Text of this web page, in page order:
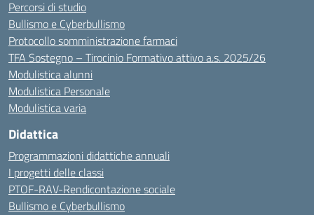
Percorsi di studio
Bullismo e Cyberbullismo
Protocollo somministrazione farmaci
TFA Sostegno – Tirocinio Formativo attivo a.s. 2025/26
Modulistica alunni
Modulistica Personale
Modulistica varia
Didattica
Programmazioni didattiche annuali
I progetti delle classi
PTOF-RAV-Rendicontazione sociale
Bullismo e Cyberbullismo